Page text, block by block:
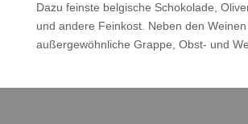
Dazu feinste belgische Schokolade,
und andere Feinkost. Neben den
außergewöhnliche Grappe, Obst- und